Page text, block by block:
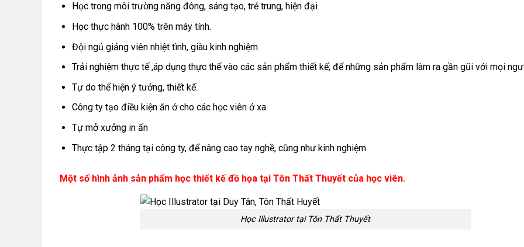
Học trong môi trường năng đông, sáng tạo, trẻ trung, hiện đại
Học thực hành 100% trên máy tính.
Đội ngủ giảng viên nhiệt tình, giàu kinh nghiệm
Trải nghiệm thực tế ,áp dụng thực thế vào các sản phẩm thiết kế; để những sản phẩm làm ra gần gũi với mọi
Tự do thể hiện ý tưởng, thiết kế.
Công ty tạo điều kiện ăn ở cho các học viên ở xa.
Tự mở xưởng in ấn
Thực tập 2 tháng tại công ty, để nâng cao tay nghề, cũng như kinh nghiệm.
Một số hình ảnh sản phẩm học thiết kế đồ họa tại Tôn Thất Thuyết của học viên.
Học Illustrator tại Tôn Thất Thuyết